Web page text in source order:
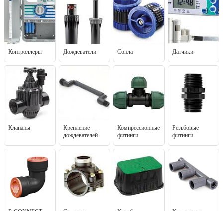
Контроллеры Дождеватели Сопла Датчики
Клапаны
Крепление
дождевателей
Компрессионные
фитинги
Резьбовые
фитинги